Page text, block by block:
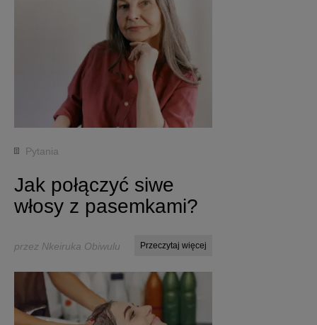
Pytania
Jak połączyć siwe
włosy z pasemkami?
przez Nkeiruka Obiwulu Przeczytaj więcej